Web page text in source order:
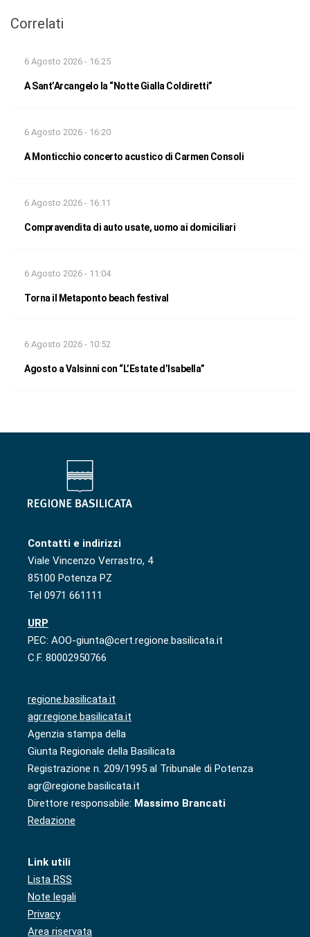
Correlati
6 Agosto 2026 - 16:25
A Sant’Arcangelo la “Notte Gialla Coldiretti”
6 Agosto 2026 - 16:20
A Monticchio concerto acustico di Carmen Consoli
6 Agosto 2026 - 16:11
Compravendita di auto usate, uomo ai domiciliari
6 Agosto 2026 - 11:04
Torna il Metaponto beach festival
6 Agosto 2026 - 10:52
Agosto a Valsinni con “L’Estate d’Isabella”
Contatti e indirizzi
Viale Vincenzo Verrastro, 4
85100 Potenza PZ
Tel 0971 661111
URP
PEC: AOO-giunta@cert.regione.basilicata.it
C.F. 80002950766
regione.basilicata.it
agr.regione.basilicata.it
Agenzia stampa della
Giunta Regionale della Basilicata
Registrazione n. 209/1995 al Tribunale di Potenza
agr@regione.basilicata.it
Direttore responsabile: Massimo Brancati
Redazione
Link utili
Lista RSS
Note legali
Privacy
Area riservata